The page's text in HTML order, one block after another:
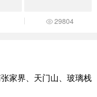
29804
家界、天门山、玻璃栈